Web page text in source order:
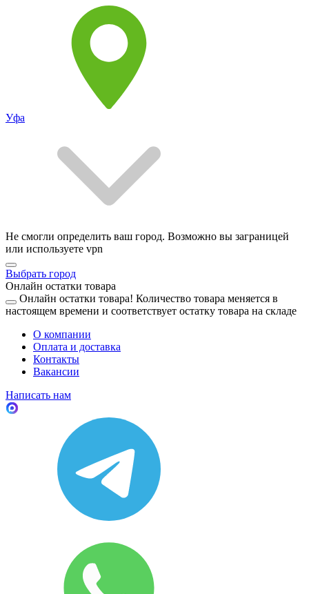
Уфа
Не смогли определить ваш город. Возможно вы заграницей
или используете vpn
Выбрать город
Онлайн остатки товара
Онлайн остатки товара! Количество товара меняется в
настоящем времени и соответствует остатку товара на складе
О компании
Оплата и доставка
Контакты
Вакансии
Написать нам